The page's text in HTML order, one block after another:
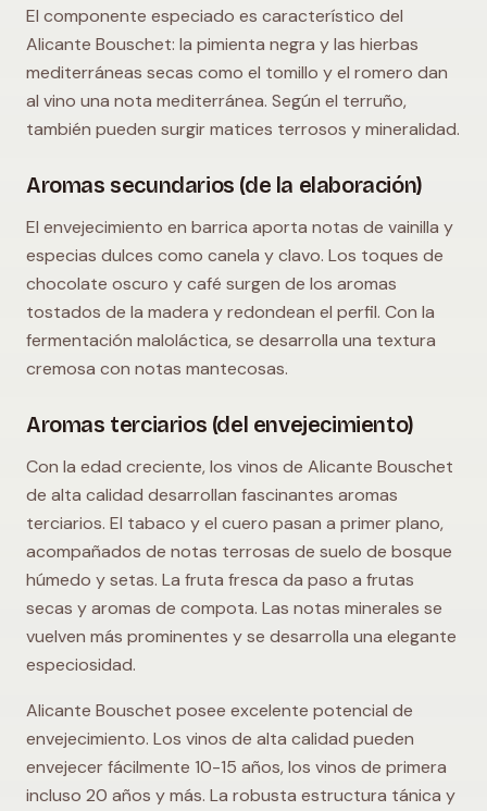
El componente especiado es característico del
Alicante Bouschet: la pimienta negra y las hierbas
mediterráneas secas como el tomillo y el romero dan
al vino una nota mediterránea. Según el terruño,
también pueden surgir matices terrosos y mineralidad.
Aromas secundarios (de la elaboración)
El envejecimiento en barrica aporta notas de vainilla y
especias dulces como canela y clavo. Los toques de
chocolate oscuro y café surgen de los aromas
tostados de la madera y redondean el perfil. Con la
fermentación maloláctica, se desarrolla una textura
cremosa con notas mantecosas.
Aromas terciarios (del envejecimiento)
Con la edad creciente, los vinos de Alicante Bouschet
de alta calidad desarrollan fascinantes aromas
terciarios. El tabaco y el cuero pasan a primer plano,
acompañados de notas terrosas de suelo de bosque
húmedo y setas. La fruta fresca da paso a frutas
secas y aromas de compota. Las notas minerales se
vuelven más prominentes y se desarrolla una elegante
especiosidad.
Alicante Bouschet posee excelente potencial de
envejecimiento. Los vinos de alta calidad pueden
envejecer fácilmente 10-15 años, los vinos de primera
incluso 20 años y más. La robusta estructura tánica y